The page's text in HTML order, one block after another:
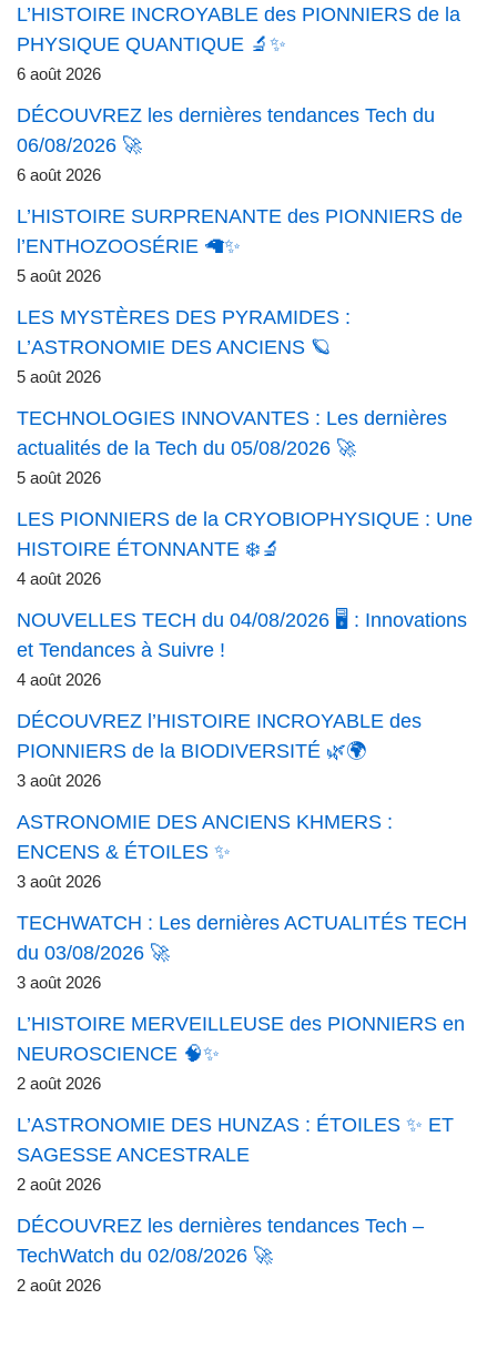
L’HISTOIRE INCROYABLE des PIONNIERS de la
PHYSIQUE QUANTIQUE 🔬✨
6 août 2026
DÉCOUVREZ les dernières tendances Tech du
06/08/2026 🚀
6 août 2026
L’HISTOIRE SURPRENANTE des PIONNIERS de
l’ENTHOZOOSÉRIE 🦙✨
5 août 2026
LES MYSTÈRES DES PYRAMIDES :
L’ASTRONOMIE DES ANCIENS 🪐
5 août 2026
TECHNOLOGIES INNOVANTES : Les dernières
actualités de la Tech du 05/08/2026 🚀
5 août 2026
LES PIONNIERS de la CRYOBIOPHYSIQUE : Une
HISTOIRE ÉTONNANTE ❄️🔬
4 août 2026
NOUVELLES TECH du 04/08/2026 🖥️ : Innovations
et Tendances à Suivre !
4 août 2026
DÉCOUVREZ l’HISTOIRE INCROYABLE des
PIONNIERS de la BIODIVERSITÉ 🌿🌍
3 août 2026
ASTRONOMIE DES ANCIENS KHMERS :
ENCENS & ÉTOILES ✨
3 août 2026
TECHWATCH : Les dernières ACTUALITÉS TECH
du 03/08/2026 🚀
3 août 2026
L’HISTOIRE MERVEILLEUSE des PIONNIERS en
NEUROSCIENCE 🧠✨
2 août 2026
L’ASTRONOMIE DES HUNZAS : ÉTOILES ✨ ET
SAGESSE ANCESTRALE
2 août 2026
DÉCOUVREZ les dernières tendances Tech –
TechWatch du 02/08/2026 🚀
2 août 2026